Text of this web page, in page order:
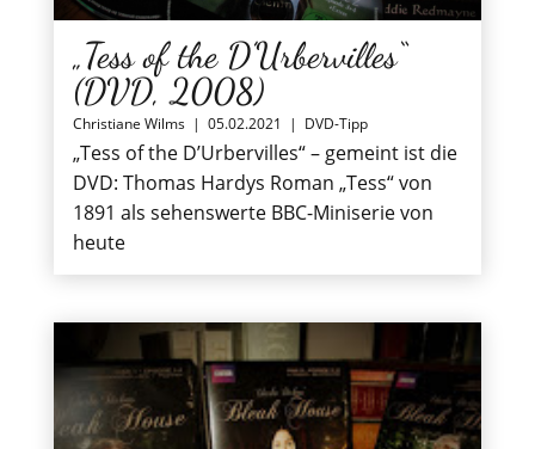
„Tess of the D’Urbervilles“
(DVD, 2008)
Christiane Wilms | 05.02.2021 | DVD-Tipp
„Tess of the D’Urbervilles“ – gemeint ist die
DVD: Thomas Hardys Roman „Tess“ von
1891 als sehenswerte BBC-Miniserie von
heute